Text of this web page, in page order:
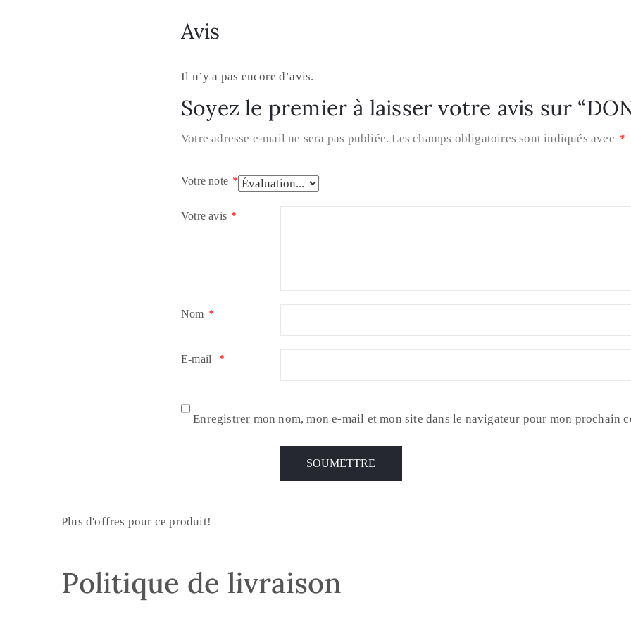
Avis
Il n’y a pas encore d’avis.
Soyez le premier à laisser votre avis sur
Votre adresse e-mail ne sera pas publiée. Les champs obligatoires sont indiqués avec *
Votre note *
Votre avis *
Nom *
E-mail *
Enregistrer mon nom, mon e-mail et mon site dans le navigateur pour mon prochain
Plus d'offres pour ce produit!
Politique de livraison